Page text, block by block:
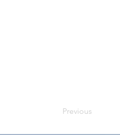
Previous